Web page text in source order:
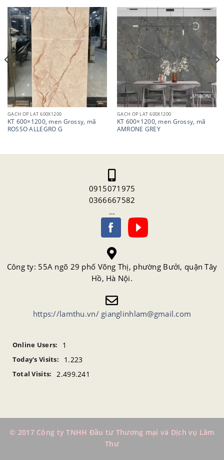
GẠCH ỐP LÁT 600X1200
KT 600×1200, men Grossy, mã
ROSSO ALLEGRO G
GẠCH ỐP LÁT 600X1200
KT 600×1200, men Grossy, mã
AMRONE GREY
0915071975
0366667582
…
Công ty: 55A ngõ 29 phố Võng Thị, phường Bưởi, quận Tây
Hồ, Hà Nội.
https://lamthu.vn/ gianglinhlam@gmail.com
Online Users: 1
Today's Visits: 1.223
Total Visits: 2.499.241
© 2017 Công ty TNHH Đầu tư Thương mại và Dịch vụ Lâm
Thư